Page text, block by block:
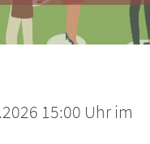
15:00 Uhr im